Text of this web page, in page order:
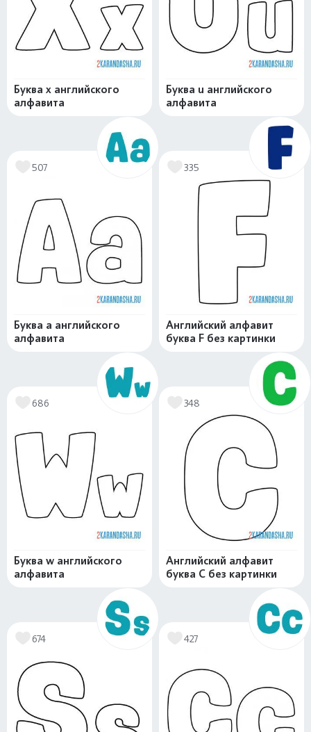
Буква x английского
алфавита
Буква u английского
алфавита
507
Буква a английского
алфавита
335
Английский алфавит
буква F без картинки
686
Буква w английского
алфавита
348
Английский алфавит
буква C без картинки
674 427